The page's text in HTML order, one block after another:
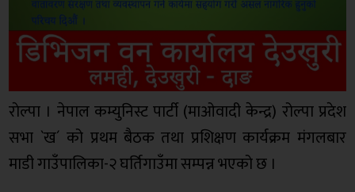
राेल्पा । नेपाल कम्युनिस्ट पार्टी (माओवादी केन्द्र) रोल्पा प्रदेश
सभा `ख´ को प्रथम बैठक तथा प्रशिक्षण कार्यक्रम मंगलबार
माडी गाउँपालिका-२ घर्तिगाउँमा सम्पन्न भएको छ ।